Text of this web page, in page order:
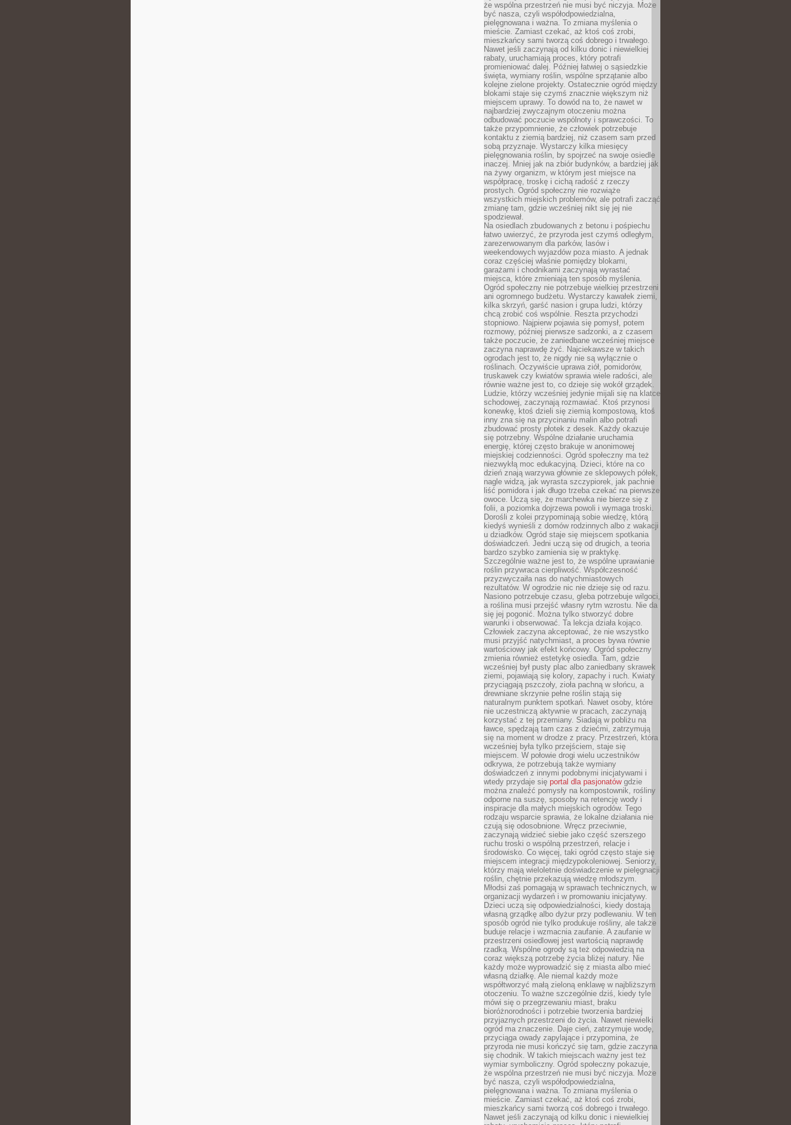
że wspólna przestrzeń nie musi być niczyja. Może
być nasza, czyli współodpowiedzialna,
pielęgnowana i ważna. To zmiana myślenia o
mieście. Zamiast czekać, aż ktoś coś zrobi,
mieszkańcy sami tworzą coś dobrego i trwałego.
Nawet jeśli zaczynają od kilku donic i niewielkiej
rabaty, uruchamiają proces, który potrafi
promieniować dalej. Później łatwiej o sąsiedzkie
święta, wymiany roślin, wspólne sprzątanie albo
kolejne zielone projekty. Ostatecznie ogród między
blokami staje się czymś znacznie większym niż
miejscem uprawy. To dowód na to, że nawet w
najbardziej zwyczajnym otoczeniu można
odbudować poczucie wspólnoty i sprawczości. To
także przypomnienie, że człowiek potrzebuje
kontaktu z ziemią bardziej, niż czasem sam przed
sobą przyznaje. Wystarczy kilka miesięcy
pielęgnowania roślin, by spojrzeć na swoje osiedle
inaczej. Mniej jak na zbiór budynków, a bardziej jak
na żywy organizm, w którym jest miejsce na
współpracę, troskę i cichą radość z rzeczy
prostych. Ogród społeczny nie rozwiąże
wszystkich miejskich problemów, ale potrafi zacząć
zmianę tam, gdzie wcześniej nikt się jej nie
spodziewał.
Na osiedlach zbudowanych z betonu i pośpiechu
łatwo uwierzyć, że przyroda jest czymś odległym,
zarezerwowanym dla parków, lasów i
weekendowych wyjazdów poza miasto. A jednak
coraz częściej właśnie pomiędzy blokami,
garażami i chodnikami zaczynają wyrastać
miejsca, które zmieniają ten sposób myślenia.
Ogród społeczny nie potrzebuje wielkiej przestrzeni
ani ogromnego budżetu. Wystarczy kawałek ziemi,
kilka skrzyń, garść nasion i grupa ludzi, którzy
chcą zrobić coś wspólnie. Reszta przychodzi
stopniowo. Najpierw pojawia się pomysł, potem
rozmowy, później pierwsze sadzonki, a z czasem
także poczucie, że zaniedbane wcześniej miejsce
zaczyna naprawdę żyć. Najciekawsze w takich
ogrodach jest to, że nigdy nie są wyłącznie o
roślinach. Oczywiście uprawa ziół, pomidorów,
truskawek czy kwiatów sprawia wiele radości, ale
równie ważne jest to, co dzieje się wokół grządek.
Ludzie, którzy wcześniej jedynie mijali się na klatce
schodowej, zaczynają rozmawiać. Ktoś przynosi
konewkę, ktoś dzieli się ziemią kompostową, ktoś
inny zna się na przycinaniu malin albo potrafi
zbudować prosty płotek z desek. Każdy okazuje
się potrzebny. Wspólne działanie uruchamia
energię, której często brakuje w anonimowej
miejskiej codzienności. Ogród społeczny ma też
niezwykłą moc edukacyjną. Dzieci, które na co
dzień znają warzywa głównie ze sklepowych półek,
nagle widzą, jak wyrasta szczypiorek, jak pachnie
liść pomidora i jak długo trzeba czekać na pierwsze
owoce. Uczą się, że marchewka nie bierze się z
folii, a poziomka dojrzewa powoli i wymaga troski.
Dorośli z kolei przypominają sobie wiedzę, którą
kiedyś wynieśli z domów rodzinnych albo z wakacji
u dziadków. Ogród staje się miejscem spotkania
doświadczeń. Jedni uczą się od drugich, a teoria
bardzo szybko zamienia się w praktykę.
Szczególnie ważne jest to, że wspólne uprawianie
roślin przywraca cierpliwość. Współczesność
przyzwyczaiła nas do natychmiastowych
rezultatów. W ogrodzie nic nie dzieje się od razu.
Nasiono potrzebuje czasu, gleba potrzebuje wilgoci,
a roślina musi przejść własny rytm wzrostu. Nie da
się jej pogonić. Można tylko stworzyć dobre
warunki i obserwować. Ta lekcja działa kojąco.
Człowiek zaczyna akceptować, że nie wszystko
musi przyjść natychmiast, a proces bywa równie
wartościowy jak efekt końcowy. Ogród społeczny
zmienia również estetykę osiedla. Tam, gdzie
wcześniej był pusty plac albo zaniedbany skrawek
ziemi, pojawiają się kolory, zapachy i ruch. Kwiaty
przyciągają pszczoły, zioła pachną w słońcu, a
drewniane skrzynie pełne roślin stają się
naturalnym punktem spotkań. Nawet osoby, które
nie uczestniczą aktywnie w pracach, zaczynają
korzystać z tej przemiany. Siadają w pobliżu na
ławce, spędzają tam czas z dziećmi, zatrzymują
się na moment w drodze z pracy. Przestrzeń, która
wcześniej była tylko przejściem, staje się
miejscem. W połowie drogi wielu uczestników
odkrywa, że potrzebują także wymiany
doświadczeń z innymi podobnymi inicjatywami i
wtedy przydaje się portal dla pasjonatówgdzie
można znaleźć pomysły na kompostownik, rośliny
odporne na suszę, sposoby na retencję wody i
inspiracje dla małych miejskich ogrodów. Tego
rodzaju wsparcie sprawia, że lokalne działania nie
czują się odosobnione. Wręcz przeciwnie,
zaczynają widzieć siebie jako część szerszego
ruchu troski o wspólną przestrzeń, relacje i
środowisko. Co więcej, taki ogród często staje się
miejscem integracji międzypokoleniowej. Seniorzy,
którzy mają wieloletnie doświadczenie w pielęgnacji
roślin, chętnie przekazują wiedzę młodszym.
Młodsi zaś pomagają w sprawach technicznych, w
organizacji wydarzeń i w promowaniu inicjatywy.
Dzieci uczą się odpowiedzialności, kiedy dostają
własną grządkę albo dyżur przy podlewaniu. W ten
sposób ogród nie tylko produkuje rośliny, ale także
buduje relacje i wzmacnia zaufanie. A zaufanie w
przestrzeni osiedlowej jest wartością naprawdę
rzadką. Wspólne ogrody są też odpowiedzią na
coraz większą potrzebę życia bliżej natury. Nie
każdy może wyprowadzić się z miasta albo mieć
własną działkę. Ale niemal każdy może
współtworzyć małą zieloną enklawę w najbliższym
otoczeniu. To ważne szczególnie dziś, kiedy tyle
mówi się o przegrzewaniu miast, braku
bioróżnorodności i potrzebie tworzenia bardziej
przyjaznych przestrzeni do życia. Nawet niewielki
ogród ma znaczenie. Daje cień, zatrzymuje wodę,
przyciąga owady zapylające i przypomina, że
przyroda nie musi kończyć się tam, gdzie zaczyna
się chodnik. W takich miejscach ważny jest też
wymiar symboliczny. Ogród społeczny pokazuje,
że wspólna przestrzeń nie musi być niczyja. Może
być nasza, czyli współodpowiedzialna,
pielęgnowana i ważna. To zmiana myślenia o
mieście. Zamiast czekać, aż ktoś coś zrobi,
mieszkańcy sami tworzą coś dobrego i trwałego.
Nawet jeśli zaczynają od kilku donic i niewielkiej